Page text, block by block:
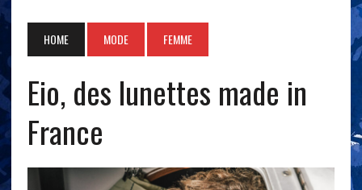
HOME MODE FEMME
Eio, des lunettes made in
France